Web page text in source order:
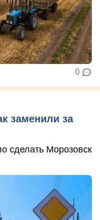
0
заменили за
сделать Морозовск